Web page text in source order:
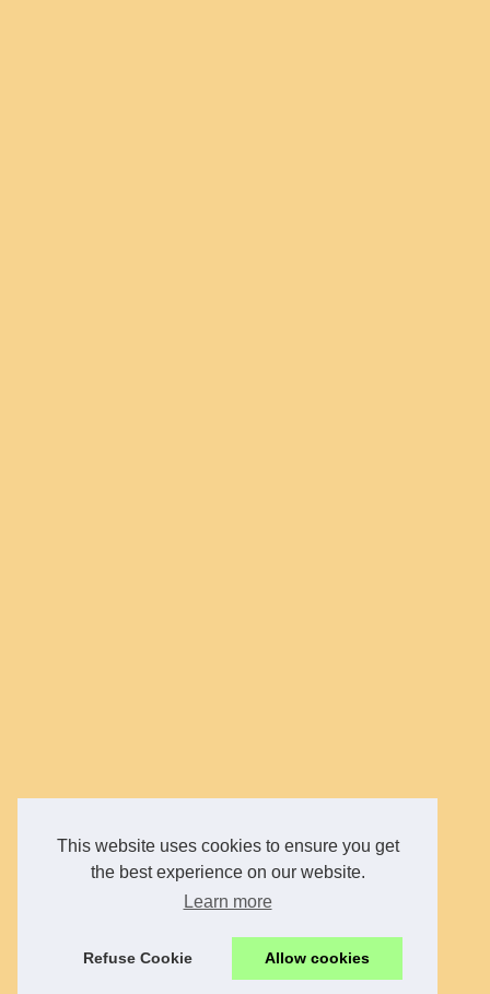
This website uses cookies to ensure you get
the best experience on our website.
Learn more
Refuse Cookie Allow cookies